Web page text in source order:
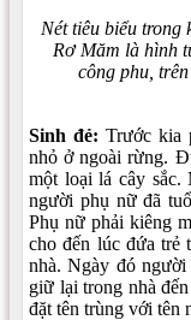
Nét tiêu biểu trong
Rơ Măm là hình
công phu,
Sinh đẻ: Trước kia
nhỏ ở ngoài rừng.
một loại lá cây
người phụ nữ đã
Phụ nữ phải kiêng
cho đến lúc đứa trẻ
nhà. Ngày đó
giữ lại trong nhà
đặt tên trùng với tên